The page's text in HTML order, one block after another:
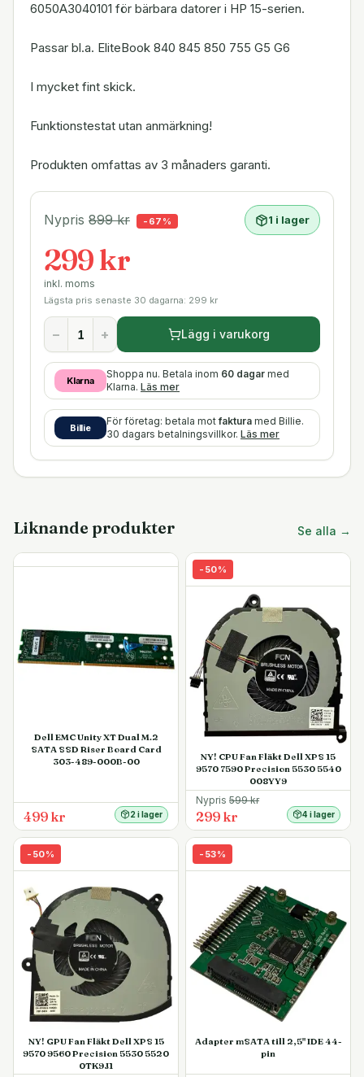
6050A3040101 för bärbara datorer i HP 15-serien.
Passar bl.a. EliteBook 840 845 850 755 G5 G6
I mycket fint skick.
Funktionstestat utan anmärkning!
Produkten omfattas av 3 månaders garanti.
Nypris 899kr - 67 % 1 i lager
299 kr
inkl. moms
Lägsta pris senaste 30 dagarna: 299 kr
− + Lägg i varukorg
Klarna
Shoppa nu. Betala inom 60 dagar med
Klarna. Läs mer
Billie
För företag: betala motfaktura med Billie.
30 dagars betalningsvillkor. Läs mer
Liknande produkter Se alla →
Dell EMC Unity XT Dual M.2
SATA SSD Riser Board Card
303-489-000B-00
499 kr 2 i lager
- 50%
NY! CPU Fan Fläkt Dell XPS 15
9570 7590 Precision 5530 5540
008YY9
Nypris 599kr
299 kr 4 i lager
- 50%
NY! GPU Fan Fläkt Dell XPS 15
9570 9560 Precision 5530 5520
0TK9J1
- 53%
Adapter mSATA till 2,5" IDE 44-
pin